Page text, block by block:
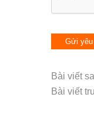
Bài viết
Bài viết